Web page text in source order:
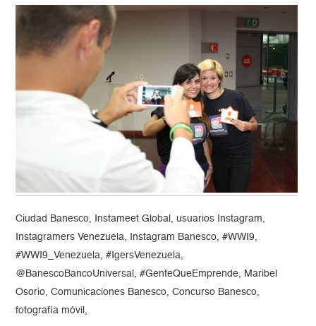
Ciudad Banesco, Instameet Global, usuarios Instagram,
Instagramers Venezuela, Instagram Banesco, #WWI9,
#WWI9_Venezuela, #IgersVenezuela,
@BanescoBancoUniversal, #GenteQueEmprende, Maribel
Osorio, Comunicaciones Banesco, Concurso Banesco,
fotografía móvil,